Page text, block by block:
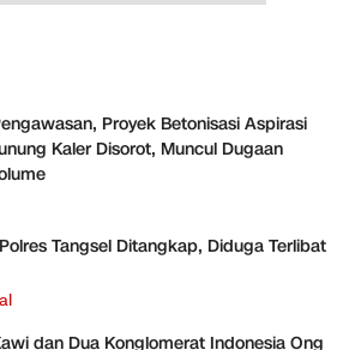
Proyek Betonisasi Aspirasi
Kaler Disorot, Muncul Dugaan
Tangsel Ditangkap, Diduga Terlibat
dan Dua Konglomerat Indonesia Ong